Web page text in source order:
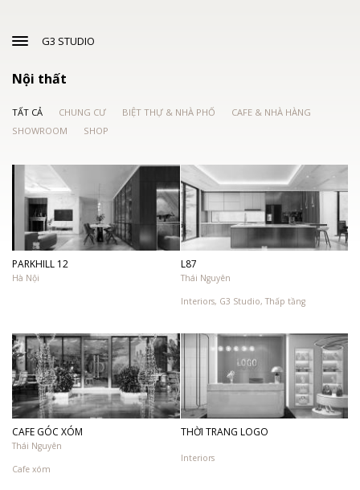
G3 STUDIO
Nội thất
TẤT CẢ CHUNG CƯ BIỆT THỰ & NHÀ PHỐ
CAFE & NHÀ HÀNG
SHOWROOM
SHOP
PARKHILL 12
Hà Nội
L87
Thái Nguyên
Interiors, G3 Studio, Thấp tầng
CAFE GÓC XÓM
Thái Nguyên
Cafe xóm
THỜI TRANG LOGO
Interiors